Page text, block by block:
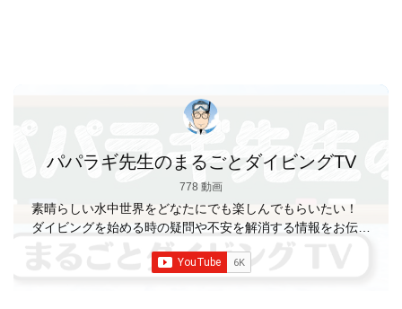
パパラギ先生のまるごとダイビングTV
778 動画
素晴らしい水中世界をどなたにでも楽しんでもらいたい！
ダイビングを始める時の疑問や不安を解消する情報をお伝え
業の国内最大規模のスキューバダイビングスクール。 PADI